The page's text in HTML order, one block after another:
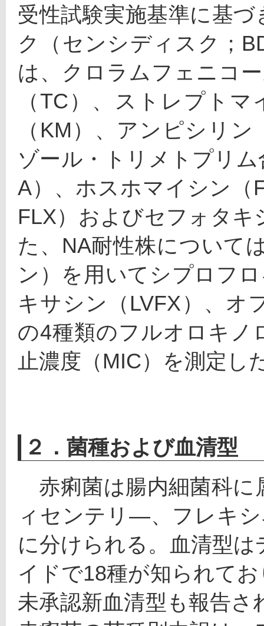
受性試験実施基準に基
ク（センシディスク；
は、クロラムフェニコ
（TC）、ストレプト
（KM）、アンピシリ
ゾール・トリメトプリ
A）、ホスホマイシン（
FLX）およびセフォタ
た、NA耐性株について
ン）を用いてシプロフ
キサシン（LVFX）、オ
の4種類のフルオロキノ
止濃度（MIC）を測定し
２．菌種および血清型
赤痢菌は腸内細菌科に
ィセンテリ―、フレキ
に分けられる。血清型
イドで18種が知られて
未承認新血清型も報告